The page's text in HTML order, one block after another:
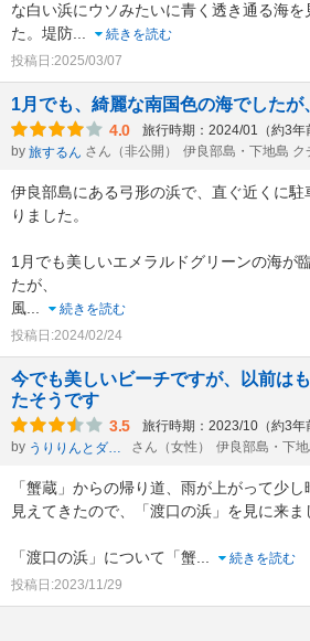
な白い浜にウソみたいに青く透き通る海を
た。堤防
続きを読む
投稿日:2025/03/07
1月でも、綺麗な南国色の海でしたが
4.0 旅行時期：2024/01（約3年
by 旅するん さん（非公開） 伊良部島・下地島 ク
伊良部島にある弓形の浜で、直ぐ近くに駐
りました。
1月でも美しいエメラルドグリーンの海が
たが、
風
続きを読む
投稿日:2024/02/24
今でも美しいビーチですが、以前は
たそうです
3.5 旅行時期：2023/10（約3年
by
うりりんとダンナ さん（女性） 伊良部島・下
「蟹蔵」からの帰り道、雨が上がって少し
見えてきたので、「渡口の浜」を見に来ま
「渡口の浜」について「蟹
続きを読む
投稿日:2023/11/29